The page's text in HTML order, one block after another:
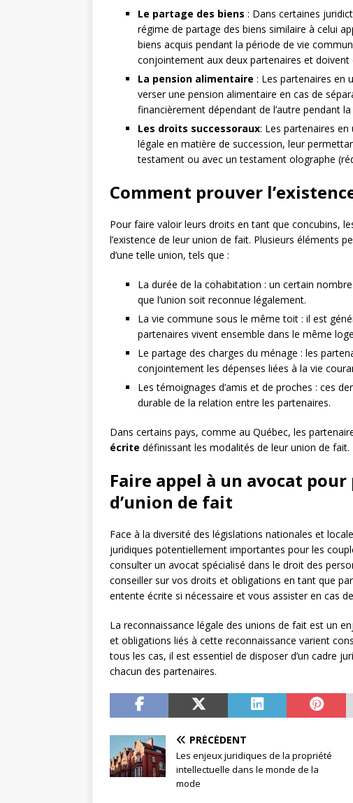
Le partage des biens : Dans certaines
régime de partage des biens similaire à celui
biens acquis pendant la période de vie
conjointement aux deux partenaires et
La pension alimentaire : Les partenaires en
verser une pension alimentaire en cas de
financièrement dépendant de l’autre pendant
Les droits successoraux: Les partenaires
légale en matière de succession, leur
testament ou avec un testament olographe
Comment prouver
Pour faire valoir leurs droits en tant que concubins,
l’existence de leur union de fait. Plusieurs éléments
d’une telle union, tels que :
La durée de la cohabitation : un certain
que l’union soit reconnue légalement.
La vie commune sous le même toit : il est
partenaires vivent ensemble dans le même
Le partage des charges du ménage : les
conjointement les dépenses liées à la vie
Les témoignages d’amis et de proches : ces
durable de la relation entre les partenaires.
Dans certains pays, comme au Québec, les
écrite définissant les modalités de leur union de fait.
Faire appel à un avocat
d’union de fait
Face à la diversité des législations nationales et
juridiques potentiellement importantes pour les
consulter un avocat spécialisé dans le droit des
conseiller sur vos droits et obligations en tant que
entente écrite si nécessaire et vous assister en cas
La reconnaissance légale des unions de fait est un
et obligations liés à cette reconnaissance varient
tous les cas, il est essentiel de disposer d’un cadre
chacun des partenaires.
PRÉCÉDENT
Les enjeux juridiques de la propriété
intellectuelle dans le monde de la
mode